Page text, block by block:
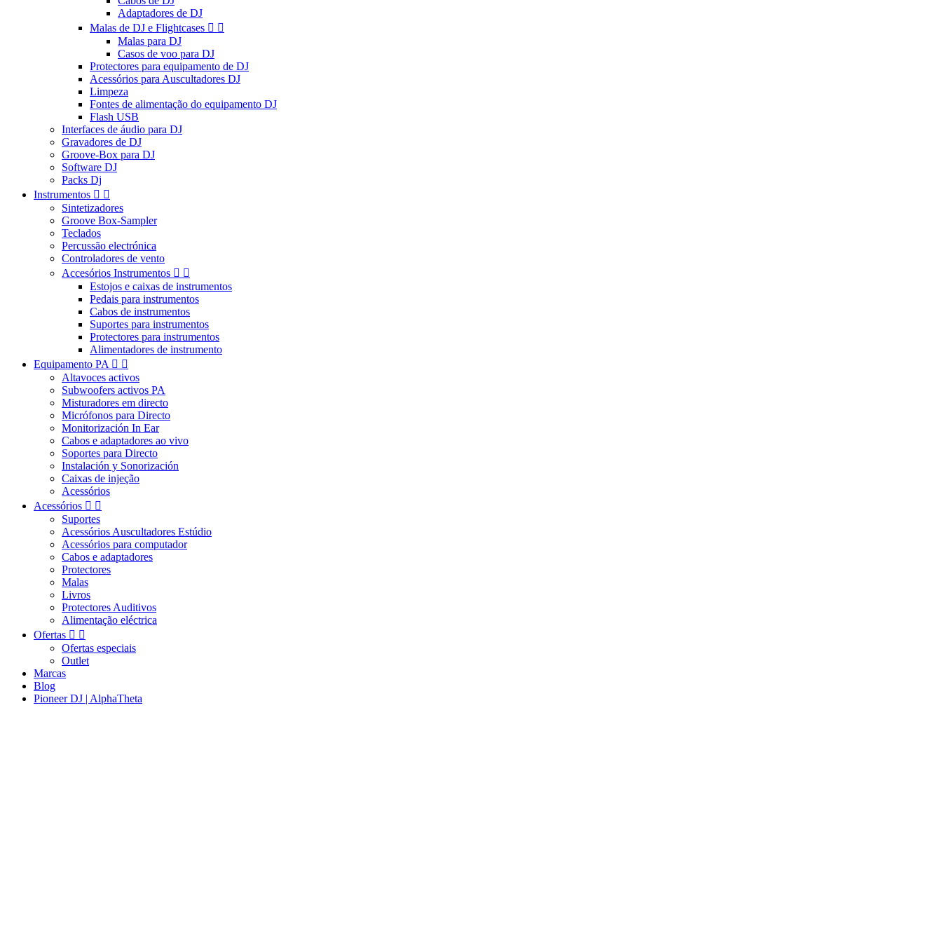
Adaptadores de DJ
Malas de DJ e Flightcases  
Malas para DJ
Casos de voo para DJ
Protectores para equipamento de DJ
Acessórios para Auscultadores DJ
Limpeza
Fontes de alimentação do equipamento DJ
Flash USB
Interfaces de áudio para DJ
Gravadores de DJ
Groove-Box para DJ
Software DJ
Packs Dj
Instrumentos  
Sintetizadores
Groove Box-Sampler
Teclados
Percussão electrónica
Controladores de vento
Accesórios Instrumentos  
Estojos e caixas de instrumentos
Pedais para instrumentos
Cabos de instrumentos
Suportes para instrumentos
Protectores para instrumentos
Alimentadores de instrumento
Equipamento PA  
Altavoces activos
Subwoofers activos PA
Misturadores em directo
Micrófonos para Directo
Monitorización In Ear
Cabos e adaptadores ao vivo
Soportes para Directo
Instalación y Sonorización
Caixas de injeção
Acessórios
Acessórios  
Suportes
Acessórios Auscultadores Estúdio
Acessórios para computador
Cabos e adaptadores
Protectores
Malas
Livros
Protectores Auditivos
Alimentação eléctrica
Ofertas  
Ofertas especiais
Outlet
Marcas
Blog
Pioneer DJ | AlphaTheta